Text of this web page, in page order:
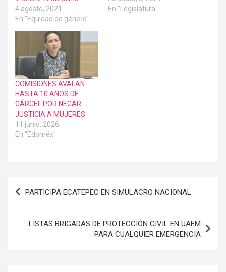
4 agosto, 2021
En "Equidad de género"
En "Legislatura"
COMISIONES AVALAN
HASTA 10 AÑOS DE
CÁRCEL POR NEGAR
JUSTICIA A MUJERES
11 junio, 2026
En "Edoméx"
Navegación
entradas
PARTICIPA ECATEPEC EN SIMULACRO NACIONAL
LISTAS BRIGADAS DE PROTECCIÓN CIVIL EN UAEM
PARA CUALQUIER EMERGENCIA